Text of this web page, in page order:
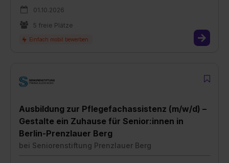
01.10.2026
5 freie Plätze
Ausbildung zur Pflegefachassistenz (m/w/d) –
Gestalte ein Zuhause für Senior:innen in
Berlin-Prenzlauer Berg
bei Seniorenstiftung Prenzlauer Berg